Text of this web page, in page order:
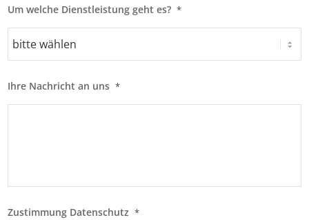
Um welche Dienstleistung geht es? *
Ihre Nachricht an uns *
Zustimmung Datenschutz *